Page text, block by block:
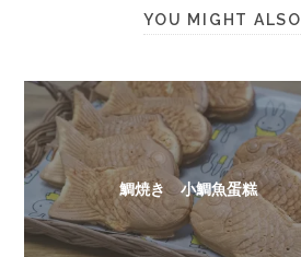
YOU MIGHT
鯛焼き 小鯛魚蛋糕